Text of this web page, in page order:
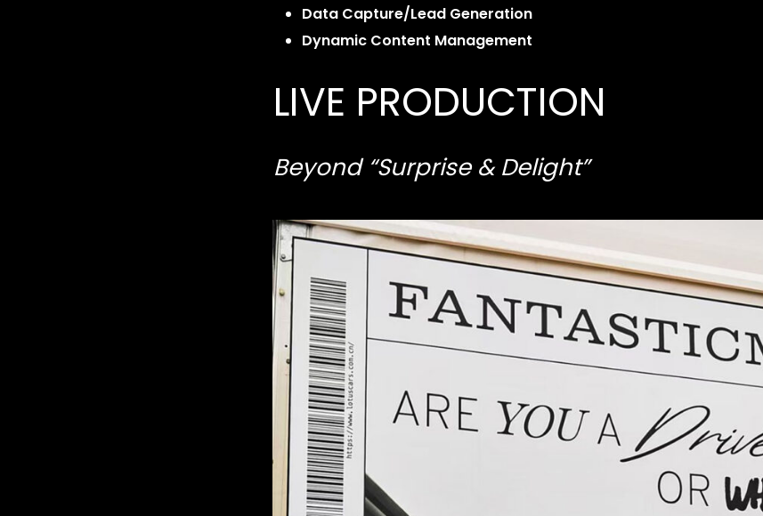
Data Capture/Lead Generation
Dynamic Content Management
LIVE PRODUCTION
Beyond “Surprise & Delight”